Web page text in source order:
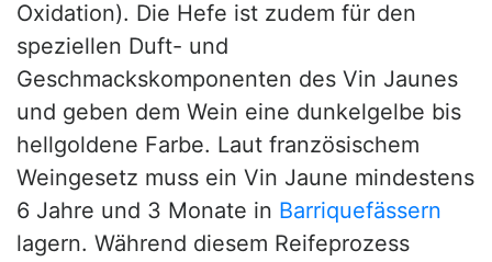
Oxidation). Die Hefe ist zudem für den
speziellen Duft- und
Geschmackskomponenten des Vin Jaunes
und geben dem Wein eine dunkelgelbe bis
hellgoldene Farbe. Laut französischem
Weingesetz muss ein Vin Jaune mindestens
6 Jahre und 3 Monate in Barriquefässern
lagern. Während diesem Reifeprozess